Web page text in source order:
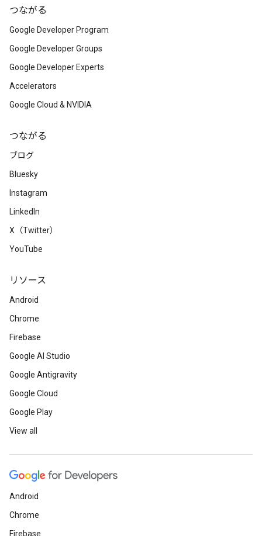
つながる
Google Developer Program
Google Developer Groups
Google Developer Experts
Accelerators
Google Cloud & NVIDIA
つながる
ブログ
Bluesky
Instagram
LinkedIn
X（Twitter）
YouTube
リソース
Android
Chrome
Firebase
Google AI Studio
Google Antigravity
Google Cloud
Google Play
View all
Android
Chrome
Firebase